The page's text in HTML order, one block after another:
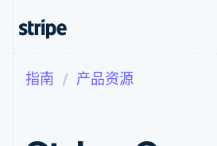
支付
在线支付
经常性收入
按企业阶段
文档
库与 SDK
学习
指南
指南 产品资源